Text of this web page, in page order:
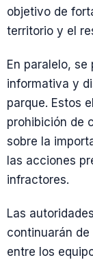
objetivo de
territorio y el
En paralelo,
informativa y
parque. Estos
prohibición de
sobre la
las acciones
infractores.
Las
continuarán
entre los